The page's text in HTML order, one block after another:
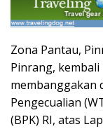
Zona Pantau,
Pinrang,
membanggakan
Pengecualian
(BPK) RI, atas